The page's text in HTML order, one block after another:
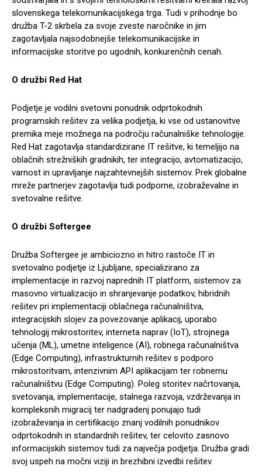
slovenskega telekomunikacijskega trga. Tudi v prihodnje bo
družba T-2 skrbela za svoje zveste naročnike in jim
zagotavljala najsodobnejše telekomunikacijske in
informacijske storitve po ugodnih, konkurenčnih cenah.
O družbi Red Hat
Podjetje je vodilni svetovni ponudnik odprtokodnih
programskih rešitev za velika podjetja, ki vse od ustanovitve
premika meje možnega na področju računalniške tehnologije.
Red Hat zagotavlja standardizirane IT rešitve, ki temeljijo na
oblačnih strežniških gradnikih, ter integracijo, avtomatizacijo,
varnost in upravljanje najzahtevnejših sistemov. Prek globalne
mreže partnerjev zagotavlja tudi podporne, izobraževalne in
svetovalne rešitve.
O družbi Softergee
Družba Softergee je ambiciozno in hitro rastoče IT in
svetovalno podjetje iz Ljubljane, specializirano za
implementacije in razvoj naprednih IT platform, sistemov za
masovno virtualizacijo in shranjevanje podatkov, hibridnih
rešitev pri implementaciji oblačnega računalništva,
integracijskih slojev za povezovanje aplikacij, uporabo
tehnologij mikrostoritev, interneta naprav (IoT), strojnega
učenja (ML), umetne inteligence (AI), robnega računalništva
(Edge Computing), infrastrukturnih rešitev s podporo
mikrostoritvam, intenzivnim API aplikacijam ter robnemu
računalništvu (Edge Computing). Poleg storitev načrtovanja,
svetovanja, implementacije, stalnega razvoja, vzdrževanja in
kompleksnih migracij ter nadgradenj ponujajo tudi
izobraževanja in certifikacijo znanj vodilnih ponudnikov
odprtokodnih in standardnih rešitev, ter celovito zasnovo
informacijskih sistemov tudi za največja podjetja. Družba gradi
svoj uspeh na močni viziji in brezhibni izvedbi rešitev.